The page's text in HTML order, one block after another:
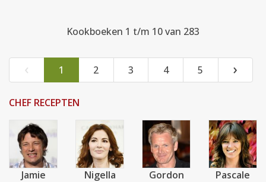
Kookboeken 1 t/m 10 van 283
‹ 1 2 3 4 5 ›
CHEF RECEPTEN
Jamie Nigella Gordon Pascale